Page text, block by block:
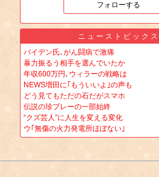
フォローする
ニューストピックス
バイデン氏､がん闘病で激痛
暴力振るう相手を選んでいたか
年収600万円､ウィラーの戦略は
NEWS増田に｢もういいよ｣の声も
どう見てもただの石だがスマホ
伝説の珍プレーの一部始終
“クズ芸人”に人生を変える変化
ウ｢無傷の火力発電所ほぼない｣